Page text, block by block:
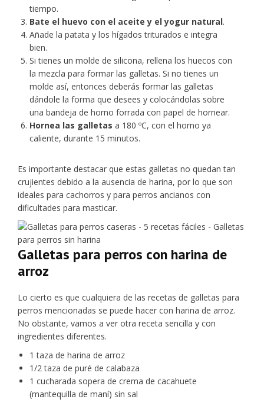
tiempo.
Bate el huevo con el aceite y el yogur natural.
Añade la patata y los hígados triturados e integra
bien.
Si tienes un molde de silicona, rellena los huecos con
la mezcla para formar las galletas. Si no tienes un
molde así, entonces deberás formar las galletas
dándole la forma que desees y colocándolas sobre
una bandeja de horno forrada con papel de hornear.
Hornea las galletas a 180 ºC, con el horno ya
caliente, durante 15 minutos.
Es importante destacar que estas galletas no quedan tan
crujientes debido a la ausencia de harina, por lo que son
ideales para cachorros y para perros ancianos con
dificultades para masticar.
Galletas para perros con harina de
arroz
Lo cierto es que cualquiera de las recetas de galletas para
perros mencionadas se puede hacer con harina de arroz.
No obstante, vamos a ver otra receta sencilla y con
ingredientes diferentes.
1 taza de harina de arroz
1/2 taza de puré de calabaza
1 cucharada sopera de crema de cacahuete
(mantequilla de maní) sin sal